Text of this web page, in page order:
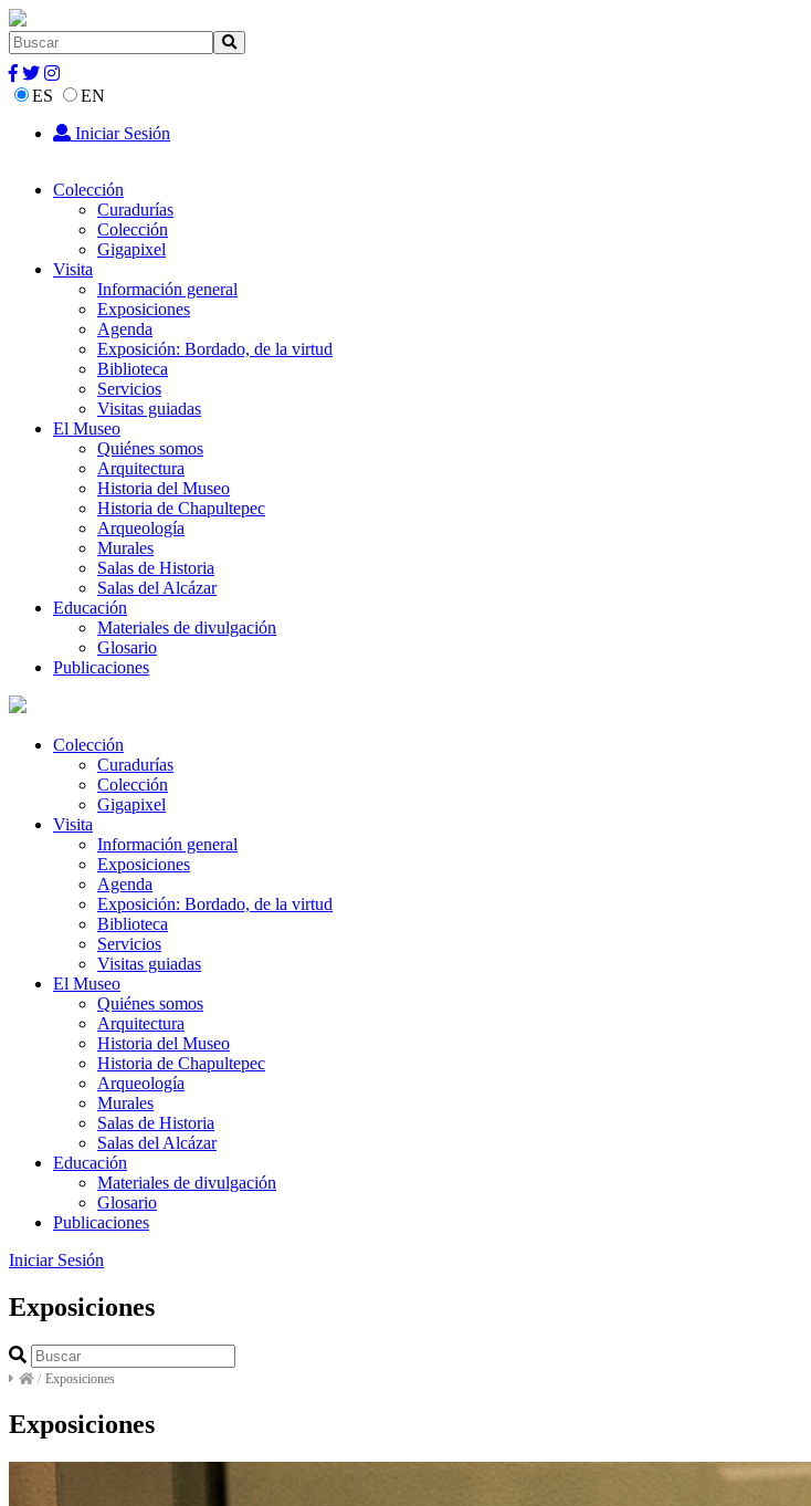
ES
EN
Iniciar Sesión
Colección
Curadurías
Colección
Gigapixel
Visita
Información general
Exposiciones
Agenda
Exposición: Bordado, de la virtud
Biblioteca
Servicios
Visitas guiadas
El Museo
Quiénes somos
Arquitectura
Historia del Museo
Historia de Chapultepec
Arqueología
Murales
Salas de Historia
Salas del Alcázar
Educación
Materiales de divulgación
Glosario
Publicaciones
Colección
Curadurías
Colección
Gigapixel
Visita
Información general
Exposiciones
Agenda
Exposición: Bordado, de la virtud
Biblioteca
Servicios
Visitas guiadas
El Museo
Quiénes somos
Arquitectura
Historia del Museo
Historia de Chapultepec
Arqueología
Murales
Salas de Historia
Salas del Alcázar
Educación
Materiales de divulgación
Glosario
Publicaciones
Iniciar Sesión
Exposiciones
/ Exposiciones
Exposiciones